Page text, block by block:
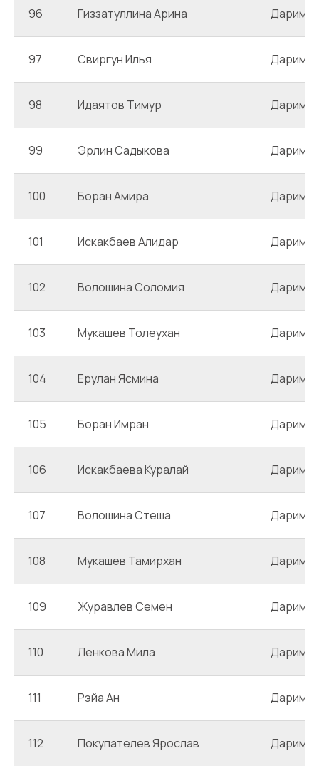
96 Гиззатуллина Арина
97 Свиргун Илья
98 Идаятов Тимур
99 Эрлин Садыкова
100 Боран Амира
101 Искакбаев Алидар
102 Волошина Соломия
103 Мукашев Толеухан
104 Ерулан Ясмина
105 Боран Имран
106 Искакбаева Куралай
107 Волошина Стеша
108 Мукашев Тамирхан
109 Журавлев Семен
110 Ленкова Мила
111 Рэйа Ан
112 Покупателев Ярослав